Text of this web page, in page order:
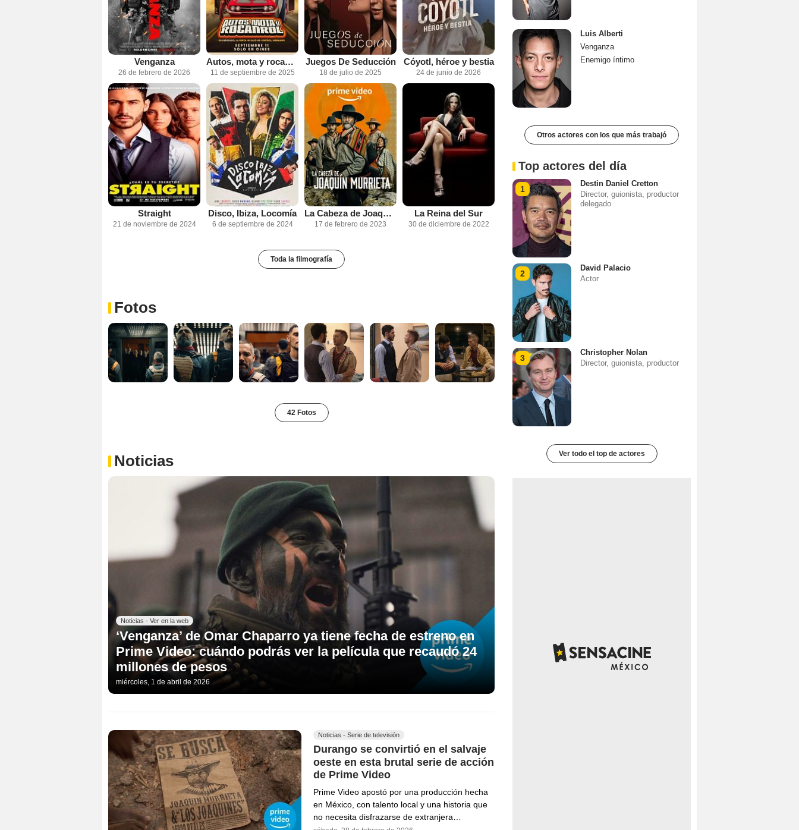
Venganza
26 de febrero de 2026
Autos, mota y rocanrol
11 de septiembre de 2025
Juegos De Seducción
18 de julio de 2025
Cóyotl, héroe y bestia
24 de junio de 2026
Straight
21 de noviembre de 2024
Disco, Ibiza, Locomía
6 de septiembre de 2024
La Cabeza de Joaquín Murrieta
17 de febrero de 2023
La Reina del Sur
30 de diciembre de 2022
Toda la filmografía
Fotos
42 Fotos
Noticias
Noticias - Ver en la web
‘Venganza’ de Omar Chaparro ya tiene fecha de estreno en
Prime Video: cuándo podrás ver la película que recaudó 24
millones de pesos
miércoles, 1 de abril de 2026
Noticias - Serie de televisión
Durango se convirtió en el salvaje
oeste en esta brutal serie de acción
de Prime Video
Prime Video apostó por una producción hecha
en México, con talento local y una historia que
no necesita disfrazarse de extranjera…
Luis Alberti
Venganza
Enemigo íntimo
Otros actores con los que más trabajó
Top actores del día
1
Destin Daniel Cretton
Director, guionista, productor
delegado
2
David Palacio
Actor
3
Christopher Nolan
Director, guionista, productor
Ver todo el top de actores